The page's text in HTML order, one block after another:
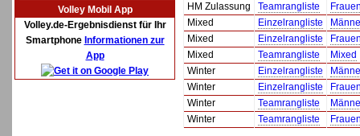
Volley Mobil App
Volley.de-Ergebnisdienst für Ihr
Smartphone Informationen zur
App
HM Zulassung
Teamrangliste
Mixed
Einzelrangliste
Mixed
Einzelrangliste
Mixed
Teamrangliste
Mixed
Winter
Einzelrangliste
Winter
Einzelrangliste
Winter
Teamrangliste
Winter
Teamrangliste